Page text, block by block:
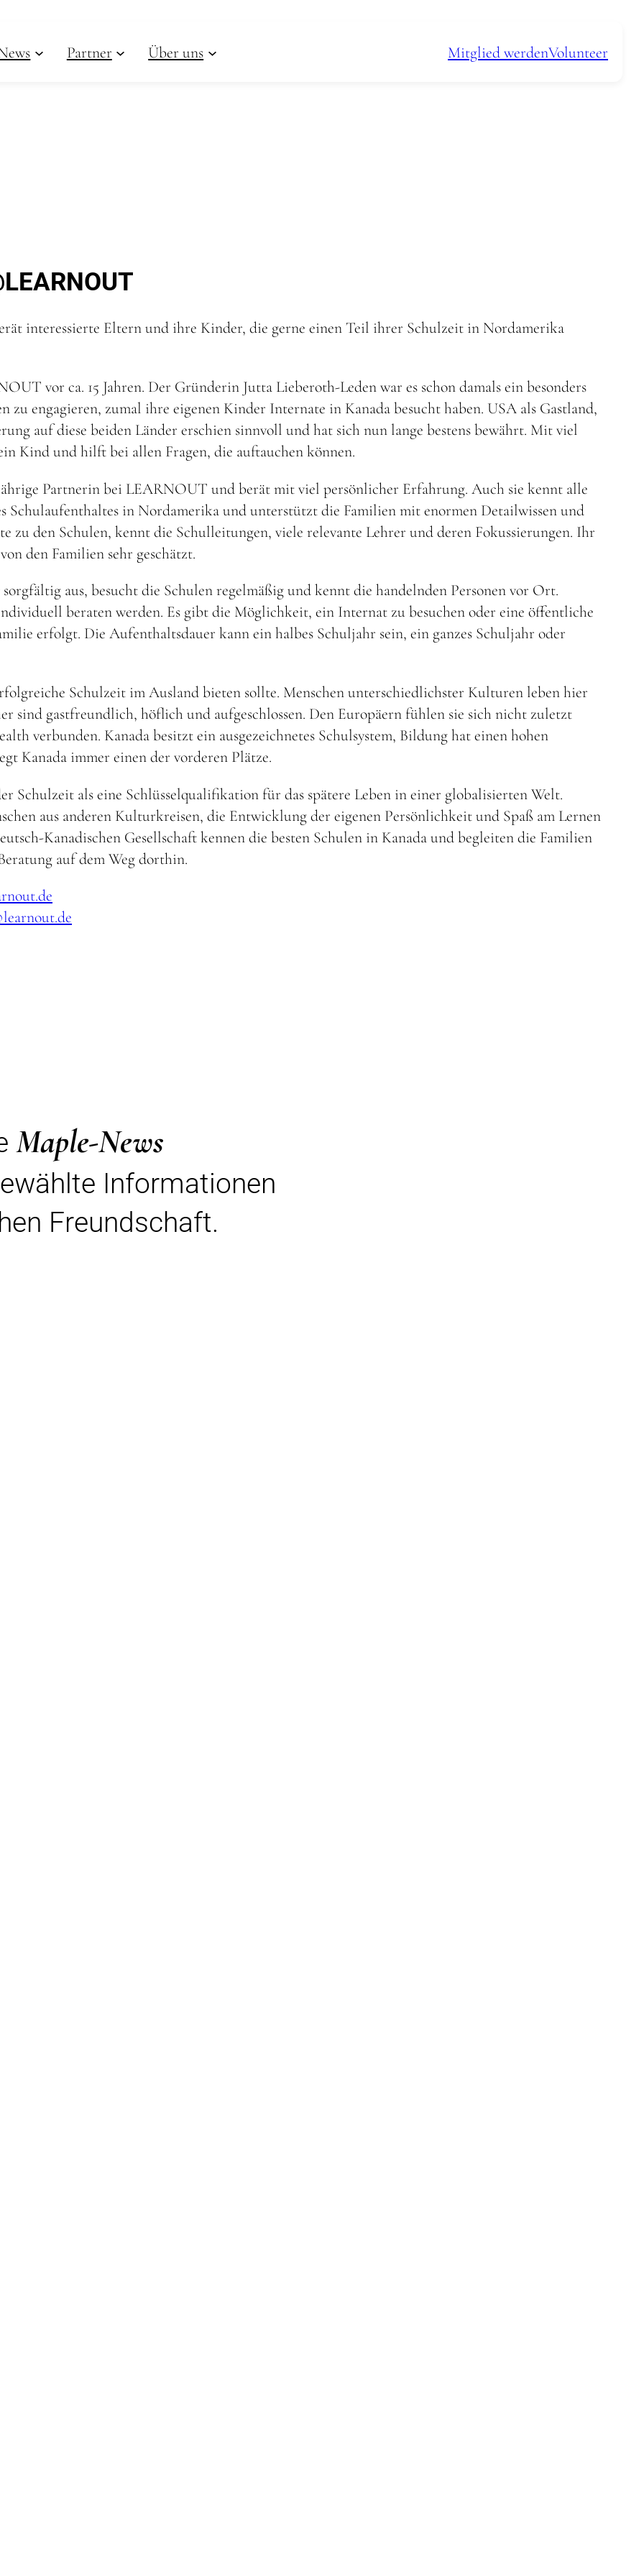
Partner Über uns Mitglied werdenVolunteer
interessierte Eltern und ihre Kinder, die gerne einen Teil ihrer Schulzeit in Nordamerika
vor ca. 15 Jahren. Der Gründerin Jutta Lieberoth-Leden war es schon damals ein besonders
engagieren, zumal ihre eigenen Kinder Internate in Kanada besucht haben. USA als Gastland,
auf diese beiden Länder erschien sinnvoll und hat sich nun lange bestens bewährt. Mit viel
Kind und hilft bei allen Fragen, die auftauchen können.
Partnerin bei LEARNOUT und berät mit viel persönlicher Erfahrung. Auch sie kennt alle
Schulaufenthaltes in Nordamerika und unterstützt die Familien mit enormen Detailwissen und
zu den Schulen, kennt die Schulleitungen, viele relevante Lehrer und deren Fokussierungen. Ihr
den Familien sehr geschätzt.
aus, besucht die Schulen regelmäßig und kennt die handelnden Personen vor Ort.
beraten werden. Es gibt die Möglichkeit, ein Internat zu besuchen oder eine öffentliche
erfolgt. Die Aufenthaltsdauer kann ein halbes Schuljahr sein, ein ganzes Schuljahr oder
Schulzeit im Ausland bieten sollte. Menschen unterschiedlichster Kulturen leben hier
sind gastfreundlich, höflich und aufgeschlossen. Den Europäern fühlen sie sich nicht zuletzt
verbunden. Kanada besitzt ein ausgezeichnetes Schulsystem, Bildung hat einen hohen
Kanada immer einen der vorderen Plätze.
Schulzeit als eine Schlüsselqualifikation für das spätere Leben in einer globalisierten Welt.
aus anderen Kulturkreisen, die Entwicklung der eigenen Persönlichkeit und Spaß am Lernen
Kanadischen Gesellschaft kennen die besten Schulen in Kanada und begleiten die Familien
auf dem Weg dorthin.
Maple-News
Informationen
Freundschaft.